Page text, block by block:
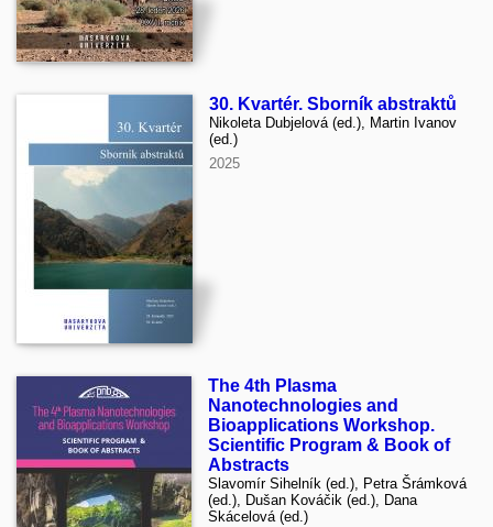
30. Kvartér. Sborník abstraktů
Nikoleta Dubjelová (ed.), Martin Ivanov
(ed.)
2025
The 4th Plasma
Nanotechnologies and
Bioapplications Workshop.
Scientific Program & Book of
Abstracts
Slavomír Sihelník (ed.), Petra Šrámková
(ed.), Dušan Kováčik (ed.), Dana
Skácelová (ed.)